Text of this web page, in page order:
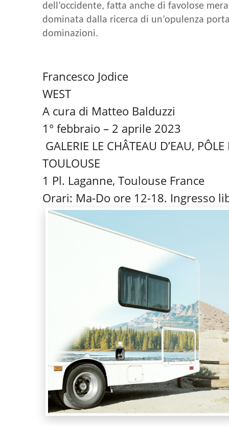
dell’occidente, fatta anche di favolose
dominata dalla ricerca di un’opulenza
dominazioni.
Francesco Jodice
WEST
A cura di Matteo Balduzzi
1° febbraio – 2 aprile 2023
GALERIE LE CHÂTEAU D’EAU,
TOULOUSE
1 Pl. Laganne, Toulouse France
Orari: Ma-Do ore 12-18. Ingresso